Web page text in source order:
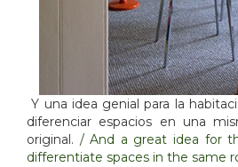
Y una idea genial para la
diferenciar espacios en una
original. / And a great idea for
differentiate spaces in the same